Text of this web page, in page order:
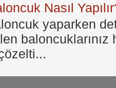
Nasıl
yaparken
baloncuklarınız